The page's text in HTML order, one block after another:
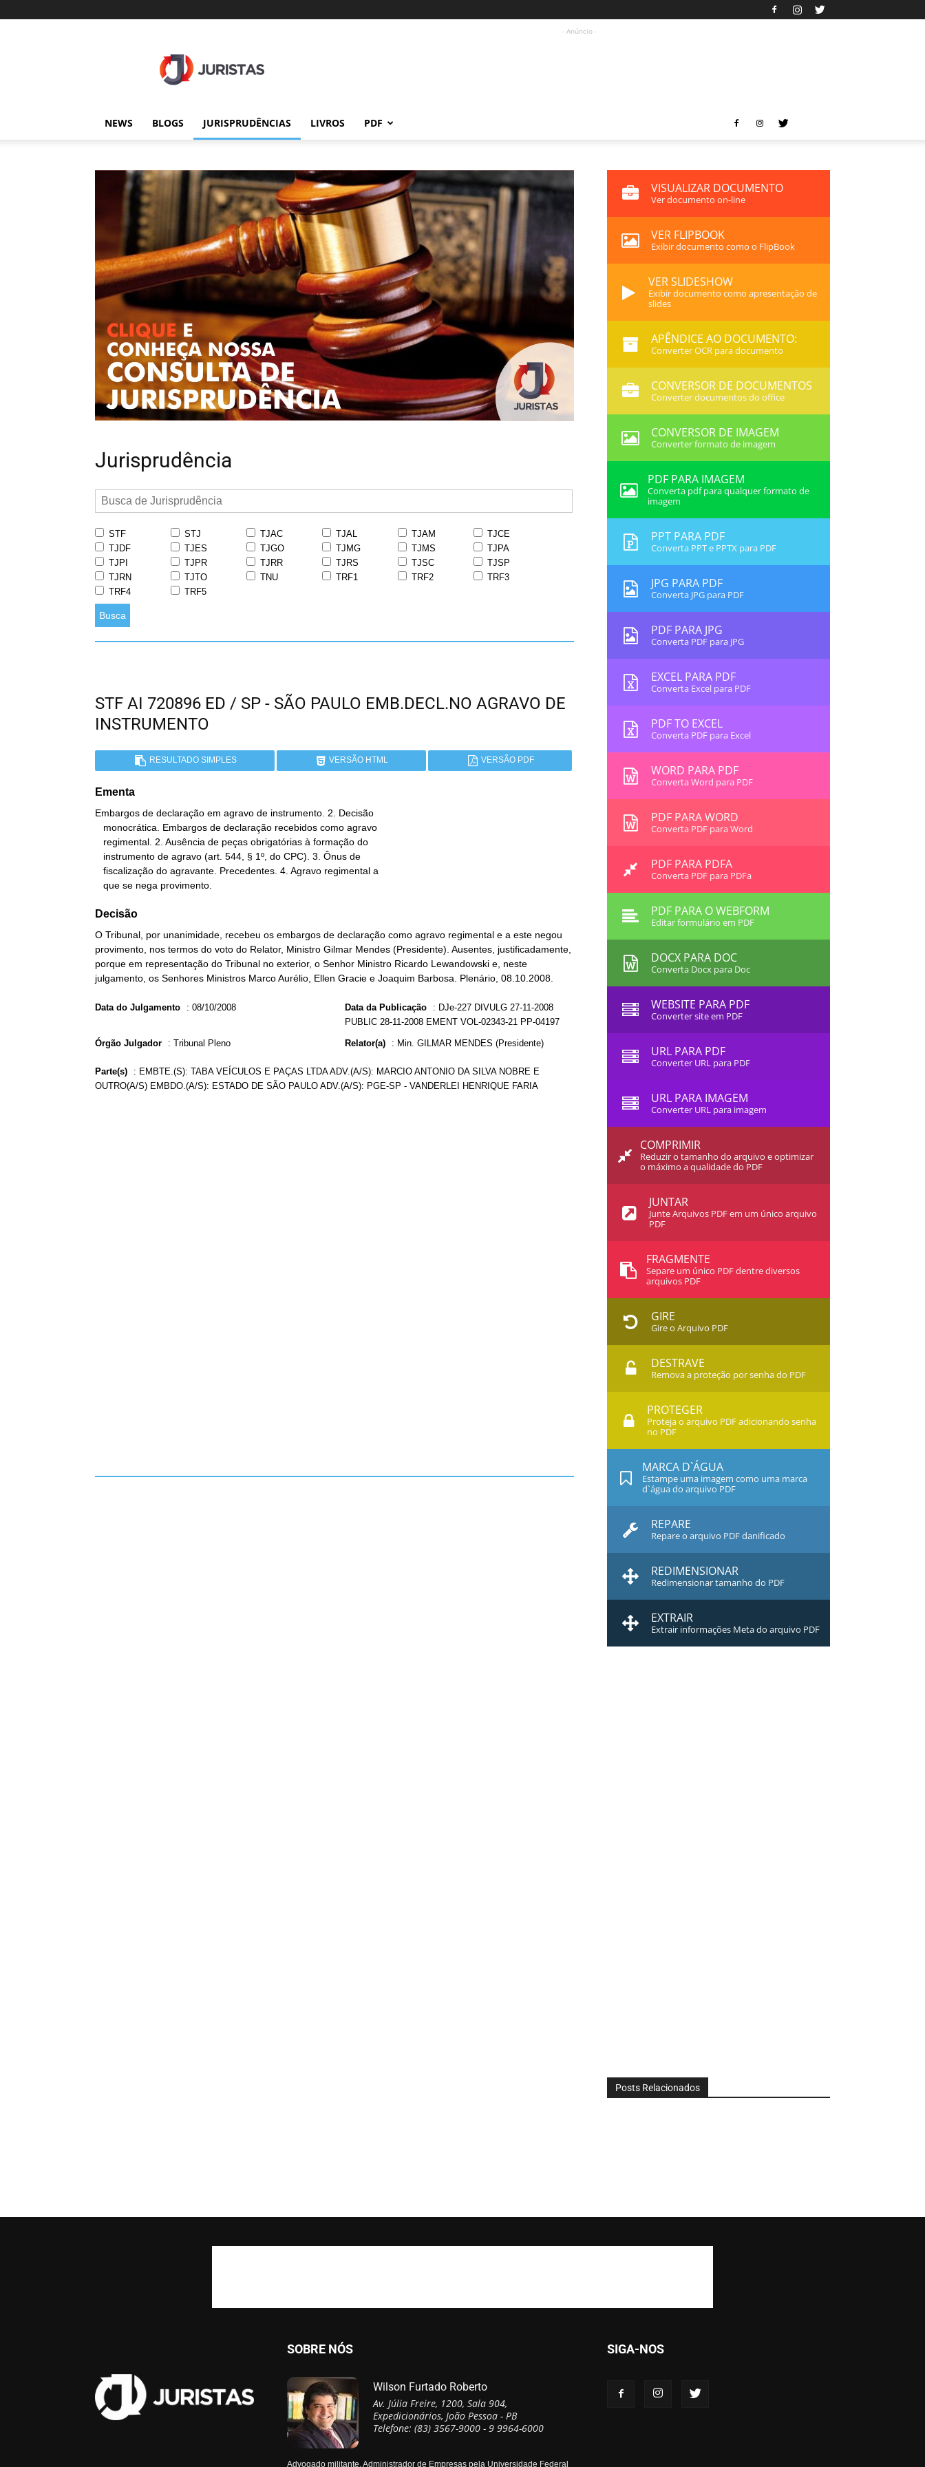
- Anúncio -
NEWS BLOGS JURISPRUDÊNCIAS LIVROS PDF
Jurisprudência
STF STJ TJAC TJAL TJAM
TJCE
TJDF
TJES TJGO TJMG TJMS
TJPA
TJPI
TJPR TJRR TJRS TJSC
TJSP
TJRN
TJTO TNU TRF1 TRF2
TRF3
TRF4
TRF5
Busca
STF AI 720896 ED / SP - SÃO PAULO EMB.DECL.NO AGRAVO DE
INSTRUMENTO
RESULTADO SIMPLES VERSÃO HTML VERSÃO PDF
Ementa
Embargos de declaração em agravo de instrumento. 2. Decisão
   que se nega provimento.
Decisão
O Tribunal, por unanimidade, recebeu os embargos de declaração como agravo regimental e a este negou
provimento, nos termos do voto do Relator, Ministro Gilmar Mendes (Presidente). Ausentes, justificadamente,
porque em representação do Tribunal no exterior, o Senhor Ministro Ricardo Lewandowski e, neste
julgamento, os Senhores Ministros Marco Aurélio, Ellen Gracie e Joaquim Barbosa. Plenário, 08.10.2008.
Data do Julgamento : 08/10/2008 Data da Publicação : DJe-227 DIVULG 27-11-2008
PUBLIC 28-11-2008 EMENT VOL-02343-21 PP-04197
Órgão Julgador : Tribunal Pleno Relator(a) : Min. GILMAR MENDES (Presidente)
Parte(s) : EMBTE.(S): TABA VEÍCULOS E PAÇAS LTDA ADV.(A/S): MARCIO ANTONIO DA SILVA NOBRE E
OUTRO(A/S) EMBDO.(A/S): ESTADO DE SÃO PAULO ADV.(A/S): PGE-SP - VANDERLEI HENRIQUE FARIA
VISUALIZAR DOCUMENTO
Ver documento on-line
VER FLIPBOOK
Exibir documento como o FlipBook
VER SLIDESHOW
Exibir documento como apresentação de
slides
APÊNDICE AO DOCUMENTO:
Converter OCR para documento
CONVERSOR DE DOCUMENTOS
Converter documentos do office
CONVERSOR DE IMAGEM
Converter formato de imagem
PDF PARA IMAGEM
Converta pdf para qualquer formato de
imagem
PPT PARA PDF
Converta PPT e PPTX para PDF
JPG PARA PDF
Converta JPG para PDF
PDF PARA JPG
Converta PDF para JPG
EXCEL PARA PDF
Converta Excel para PDF
PDF TO EXCEL
Converta PDF para Excel
WORD PARA PDF
Converta Word para PDF
PDF PARA WORD
Converta PDF para Word
PDF PARA PDFA
Converta PDF para PDFa
PDF PARA O WEBFORM
Editar formulário em PDF
DOCX PARA DOC
Converta Docx para Doc
WEBSITE PARA PDF
Converter site em PDF
URL PARA PDF
Converter URL para PDF
URL PARA IMAGEM
Converter URL para imagem
COMPRIMIR
Reduzir o tamanho do arquivo e optimizar
o máximo a qualidade do PDF
JUNTAR
Junte Arquivos PDF em um único arquivo
PDF
FRAGMENTE
Separe um único PDF dentre diversos
arquivos PDF
GIRE
Gire o Arquivo PDF
DESTRAVE
Remova a proteção por senha do PDF
PROTEGER
Proteja o arquivo PDF adicionando senha
no PDF
MARCA D`ÁGUA
Estampe uma imagem como uma marca
d`água do arquivo PDF
REPARE
Repare o arquivo PDF danificado
REDIMENSIONAR
Redimensionar tamanho do PDF
EXTRAIR
Extrair informações Meta do arquivo PDF
Posts Relacionados
SOBRE NÓS
Wilson Furtado Roberto
Av. Júlia Freire, 1200, Sala 904,
Expedicionários, João Pessoa - PB
Telefone: (83) 3567-9000 - 9 9964-6000
Advogado militante, Administrador de Empresas pela Universidade Federal
SIGA-NOS